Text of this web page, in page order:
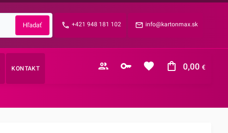
info@kartonmax.sk
+421 948 181 102
KONTAKT 0,00€
Zabudnuté heslo?